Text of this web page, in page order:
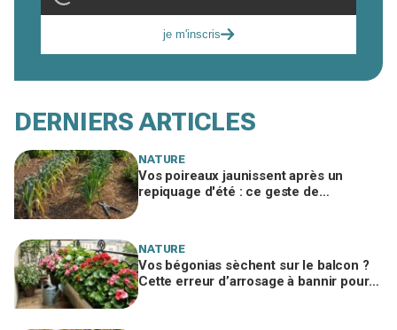
je m'inscris
DERNIERS ARTICLES
NATURE
Vos poireaux jaunissent après un
repiquage d'été : ce geste de
NATURE
Vos bégonias sèchent sur le balcon ?
Cette erreur d’arrosage à bannir pour